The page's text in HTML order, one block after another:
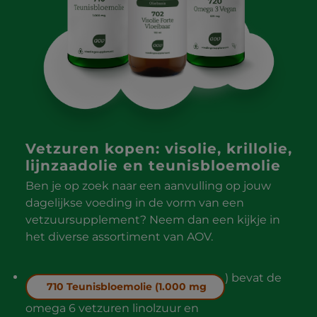
Vetzuren kopen: visolie, krillolie,
lijnzaadolie en teunisbloemolie
Ben je op zoek naar een aanvulling op jouw
dagelijkse voeding in de vorm van een
vetzuursupplement? Neem dan een kijkje in
het diverse assortiment van AOV.
710 Teunisbloemolie (1.000 mg
) bevat de
omega 6 vetzuren linolzuur en